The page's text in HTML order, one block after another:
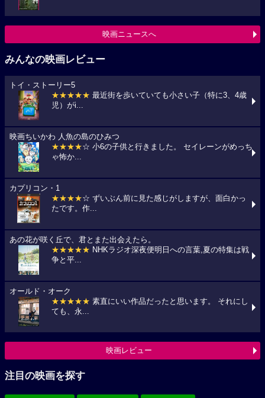
映画ニュースへ
みんなの映画レビュー
トイ・ストーリー5
★★★★★ 最近街を歩いていても小さい子（特に3、4歳
児）がi...
映画ちいかわ 人魚の島のひみつ
★★★★☆ 小6の子供と行きました。 セイレーンがめっち
ゃ怖か...
カプリコン・1
★★★★☆ ずいぶん前に見た感じがしますが、面白かっ
たです。作...
あの花が咲く丘で、君とまた出会えたら。
★★★★★ NHKラジオ深夜便明日への言葉,夏の特集は戦
争と平...
オールド・オーク
★★★★★ 素直にいい作品だったと思います。 それにし
ても、永...
映画レビュー
注目の映画を探す